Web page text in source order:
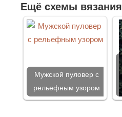
Ещё схемы вязания
Мужской пуловер с
рельефным узором